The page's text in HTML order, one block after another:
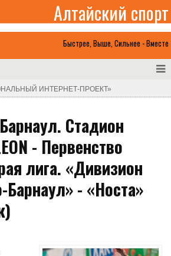
Быстрее, Выше, Сильнее - Вместе
Алтайский спорт
ИНТЕРНЕТ-ПРОЕКТ»
Стадион
- Первенство
лига. «Дивизион
- «Носта»